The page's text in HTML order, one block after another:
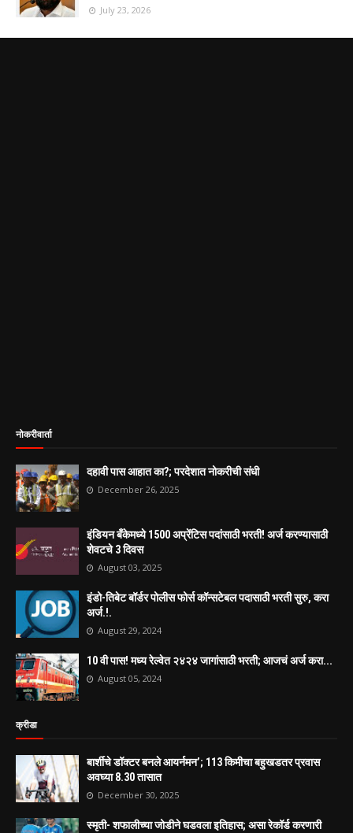
July 23, 2026
नोकरीवार्ता
दहावी पास आहात का?; परदेशात नोकरीची संधी
December 26, 2025
इंडियन बँकेमध्ये 1500 अप्रेंटिस पदांसाठी भरती! अर्ज करण्यासाठी
शेवटचे 3 दिवस
August 03, 2025
इंडो-तिबेट बॉर्डर पोलीस फोर्स कॉन्सटेबल पदासाठी भरती सुरु, करा
अर्ज.!.
August 29, 2024
10 वी पास! मध्य रेल्वेत २४२४ जागांसाठी भरती; आजचं अर्ज करा...
August 05, 2024
क्रीडा
बार्शीचे डॉक्टर बनले आयर्नमन’; 113 किमीचा बहुखडतर प्रवास
अवघ्या 8.30 तासात
December 30, 2025
स्मृती- शफालीच्या जोडीने घडवला इतिहास; असा रेकॉर्ड करणारी